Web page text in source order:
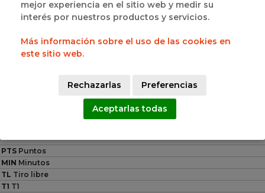
#1
VICTOR RIVERO
#5
ROBERTO HERRERO
PTS Puntos
MIN Minutos
TL Tiro libre
T1 T1
mejor experiencia en el sitio web y medir su
interés por nuestros productos y servicios.
Más información sobre el uso de las cookies en
este sitio web.
Rechazarlas Preferencias
Aceptarlas todas